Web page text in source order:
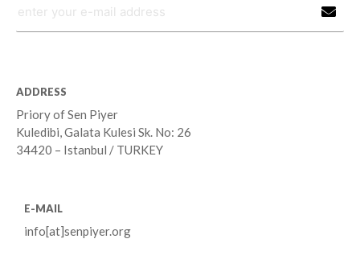
ADDRESS
Priory of Sen Piyer
Kuledibi, Galata Kulesi Sk. No: 26
34420 – Istanbul / TURKEY
E-MAIL
info[at]senpiyer.org